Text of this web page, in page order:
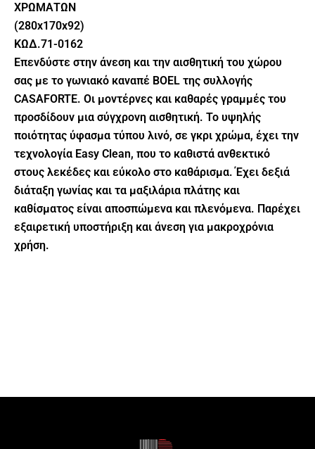
ΧΡΩΜΑΤΩΝ
(280x170x92)
ΚΩΔ.71-0162
Επενδύστε στην άνεση και την αισθητική του χώρου
σας με το γωνιακό καναπέ BOEL της συλλογής
CASAFORTE. Οι μοντέρνες και καθαρές γραμμές του
προσδίδουν μια σύγχρονη αισθητική. Το υψηλής
ποιότητας ύφασμα τύπου λινό, σε γκρι χρώμα, έχει την
τεχνολογία Easy Clean, που το καθιστά ανθεκτικό
στους λεκέδες και εύκολο στο καθάρισμα. Έχει δεξιά
διάταξη γωνίας και τα μαξιλάρια πλάτης και
καθίσματος είναι αποσπώμενα και πλενόμενα. Παρέχει
εξαιρετική υποστήριξη και άνεση για μακροχρόνια
χρήση.